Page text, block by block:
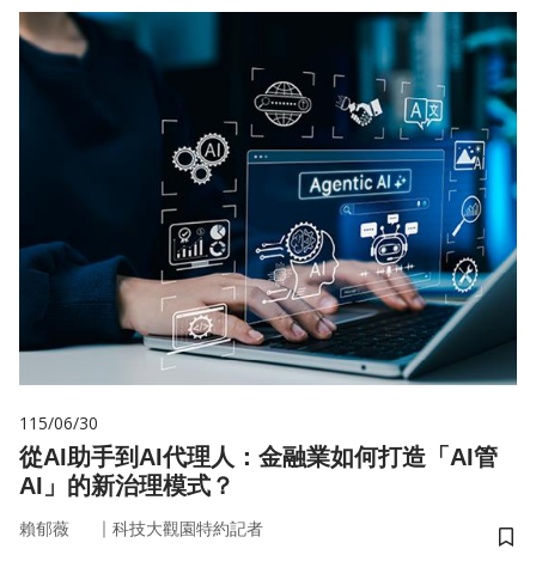
115/06/30
從AI助手到AI代理人：金融業如何打造「AI管
AI」的新治理模式？
賴郁薇 ｜ 科技大觀園特約記者
儲